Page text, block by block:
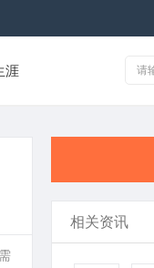
涯
相关资讯